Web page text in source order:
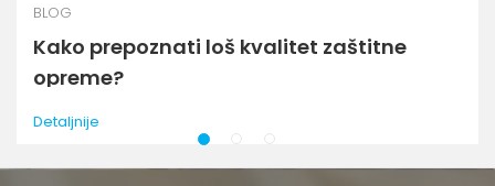
BLOG
Kako prepoznati loš kvalitet zaštitne
opreme?
Detaljnije
1